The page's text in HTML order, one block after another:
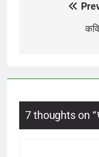
navigation
7 thoughts on “